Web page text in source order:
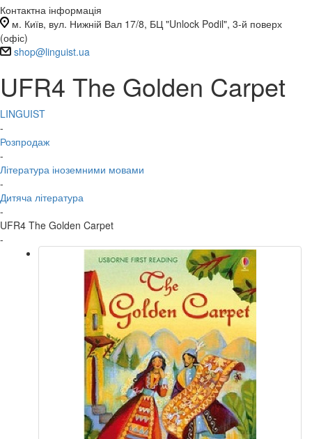
Контактна інформація
м. Київ, вул. Нижній Вал 17/8, БЦ "Unlock Podil", 3-й поверх
(офіс)
shop@linguist.ua
UFR4 The Golden Carpet
LINGUIST
-
Розпродаж
-
Література іноземними мовами
-
Дитяча література
-
UFR4 The Golden Carpet
-